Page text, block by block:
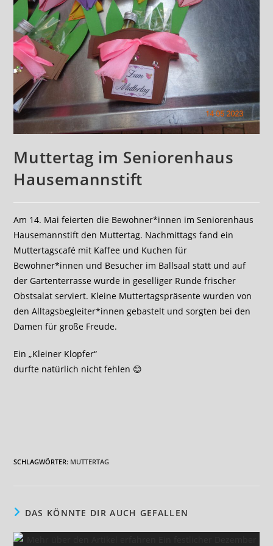
Muttertag im Seniorenhaus
Hausemannstift
Am 14. Mai feierten die Bewohner*innen im Seniorenhaus
Hausemannstift den Muttertag. Nachmittags fand ein
Muttertagscafé mit Kaffee und Kuchen für
Bewohner*innen und Besucher im Ballsaal statt und auf
der Gartenterrasse wurde in geselliger Runde frischer
Obstsalat serviert. Kleine Muttertagspräsente wurden von
den Alltagsbegleiter*innen gebastelt und sorgten bei den
Damen für große Freude.
Ein „Kleiner Klopfer“
durfte natürlich nicht fehlen 😊
SCHLAGWÖRTER: MUTTERTAG
DAS KÖNNTE DIR AUCH GEFALLEN